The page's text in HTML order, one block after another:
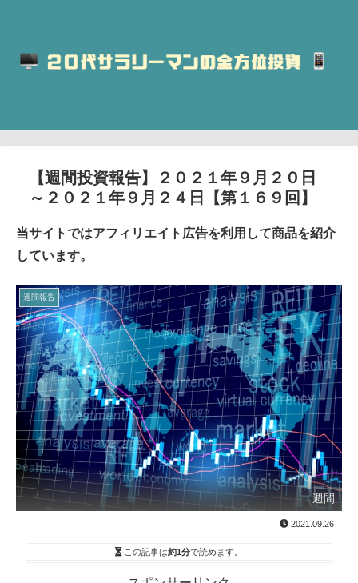
【週間投資報告】２０２１年９月２０日
～２０２１年９月２４日【第１６９回】
当サイトではアフィリエイト広告を利用して商品を紹介
しています。
週間報告
週間
2021.09.26
この記事は約1分で読めます。